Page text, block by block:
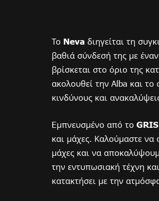
Το Neva διηγείται τη
βαθιά σύνδεσή της με
βρίσκεται στο όριο της
ακολουθεί την Alba και
κινδύνους και
Eμπνευσμένο από το GRIS
και μάχες. Καλούμαστε να
μάχες και να
την εντυπωσιακή τέχνη
κατακτήσει με την